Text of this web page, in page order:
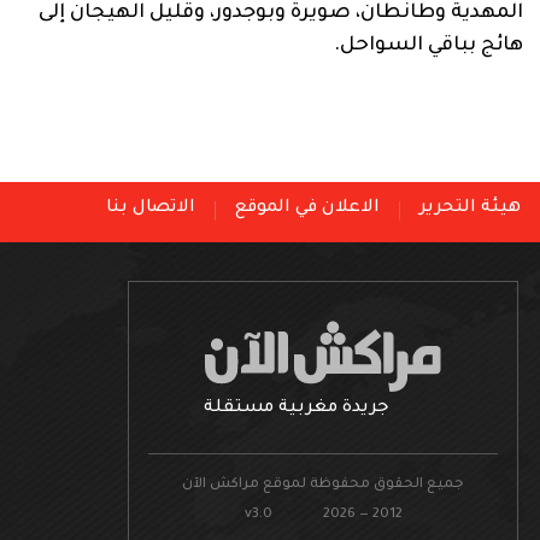
المهدية وطانطان، صويرة وبوجدور، وقليل الهيجان إلى
هائج بباقي السواحل.
هيئة التحرير الاعلان في الموقع الاتصال بنا
جريدة مغربية مستقلة
جميع الحقوق محفوظة لموقع مراكش الآن
v3.0 2026 — 2012